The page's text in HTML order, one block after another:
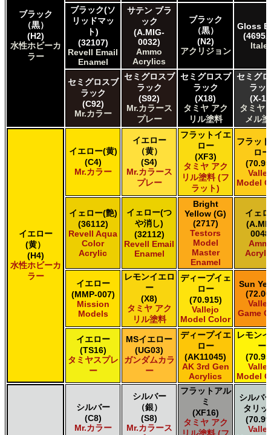
Acrylicos Vallejo Vallejo Model Air
Acrylicos Vallejo Vallejo Model Color
Acrylicos Vallejo Vallejo Panzer Aces
Citadel Colour Citadel
E7 Paints E7 Paints
HATAKA HOBBY Hataka
Humbrol - Hornby Hobbies Humbrol Acrylic
Humbrol of Hornby Hobbies Humbrol Enamel
Lifecolor Lifecolor
Mission Models Mission Models
Revell of Germany Revell Aqua Color Acrylic
Revell of Germany Revell Email Enamel
Testors of Rust-Oleum Group Testors Model Master
Testors of Rust-Oleum Group Testors Model Master
The Scale Modellers Supply SMS
Xtracolor Xtracolor
ガイアノーツ ガイア エナメル カラー
ガイアノーツ ガイアカラー
タミヤ タミヤ アクリル塗料
タミヤ タミヤ アクリル塗料 (フラット)
タミヤ タミヤ エアーモデルスプレー
タミヤ タミヤ エナメル塗料
タミヤ タミヤ トップコート/サーフェイサー/プライマー
タミヤ タミヤ ラッカー塗料
タミヤ タミヤスプレー
タミヤ タミヤスプレー
ＧＳＩクレオス Mr.カラー
ＧＳＩクレオス Mr.カラー GX
ＧＳＩクレオス Mr.カラー 色ノ源
ＧＳＩクレオス Mr.カラー スーパーメタリック
ＧＳＩクレオス Mr.カラー スーパーメタリック 2
ＧＳＩクレオス Mr.カラースプレー
ブラック
（黒）
(H2)
水性ホビーカ
ラー
ブラック(ソ
リッドマッ
ト)
(32107)
Revell Email
Enamel
サテン ブラ
ック
(A.MIG-
0032)
Ammo
Acrylics
ブラック
（黒）
(N2)
アクリジョン
Gloss
セミグロスブ
ラック
(C92)
Mr.カラー
セミグロスブ
ラック
(S92)
Mr.カラース
プレー
セミグロスブ
ラック
(X18)
タミヤ アク
リル塗料
セミグ
ラッ
(X-
タミヤ
メル
イエロー
(黄）
(H4)
水性ホビーカ
ラー
イエロー(黄)
(C4)
Mr.カラー
イエロー
（黄）
(S4)
Mr.カラース
プレー
フラットイエ
ロー
(XF3)
タミヤ アク
リル塗料 (フ
ラット)
フラッ
ロー
Model
イェロー(艶)
(36112)
Revell Aqua
Color
Acrylic
イェロー(つ
や消し)
(32112)
Revell Email
Enamel
Bright
Yellow (G)
(2717)
Testors
Model
Master
Enamel
イェ
イエロー
(MMP-007)
Mission
Models
レモンイエロ
ー
(X8)
タミヤ アク
リル塗料
ディープイェ
ロー
(70.915)
Vallejo
Model Color
Sun
Game
イエロー
(TS16)
タミヤスプレ
ー
MSイエロー
(UG03)
ガンダムカラ
ー
ディープイエ
ロー
(AK11045)
AK 3rd Gen
Acrylics
レモン
ー
Model
シルバー
(C8)
Mr.カラー
シルバー
（銀）
(S8)
Mr.カラース
フラットアル
ミ
(XF16)
タミヤ アク
シルバ
タリッ